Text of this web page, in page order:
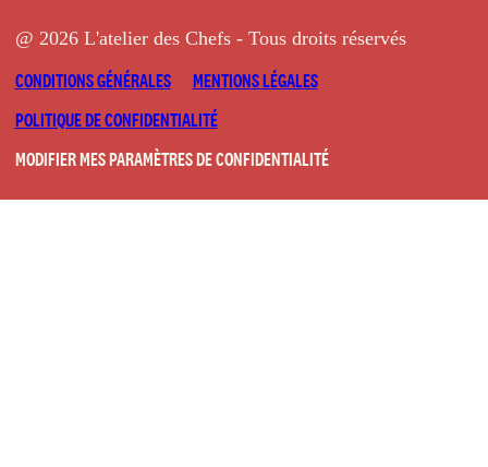
@ 2026 L'atelier des Chefs - Tous droits réservés
CONDITIONS GÉNÉRALES
MENTIONS LÉGALES
POLITIQUE DE CONFIDENTIALITÉ
MODIFIER MES PARAMÈTRES DE CONFIDENTIALITÉ